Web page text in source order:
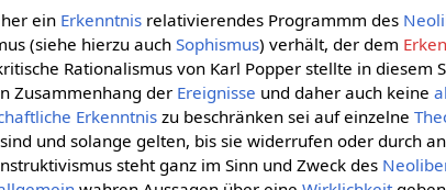
ein Erkenntnis relativierendes Programmm des
(siehe hierzu auchSophismus) verhält, der dem
Rationalismus von Karl Popper stellte in diesem
Zusammenhang der Ereignisse und daher auch keine
Erkenntnis zu beschränken sei auf einzelne
und solange gelten, bis sie widerrufen oder durch
steht ganz im Sinn und Zweck des